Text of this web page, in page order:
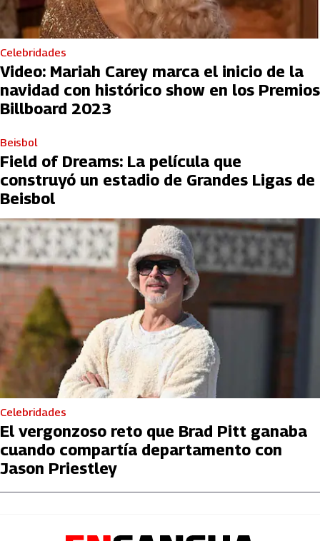
Celebridades
Video: Mariah Carey marca el inicio de la
navidad con histórico show en los Premios
Billboard 2023
Beisbol
Field of Dreams: La película que
construyó un estadio de Grandes Ligas de
Beisbol
Celebridades
El vergonzoso reto que Brad Pitt ganaba
cuando compartía departamento con
Jason Priestley